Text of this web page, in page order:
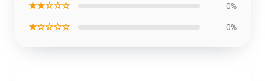
★★☆☆☆ 0%
★☆☆☆☆ 0%